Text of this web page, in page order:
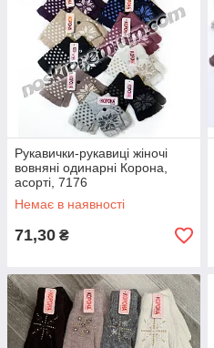
Рукавички-рукавиці жіночі
вовняні одинарні Корона,
асорті, 7176
Немає в наявності
71,30 ₴